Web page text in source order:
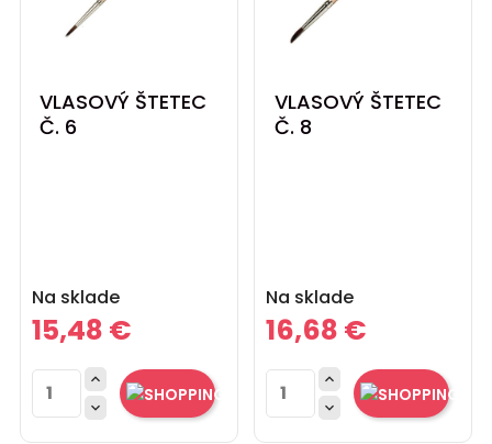
VLASOVÝ ŠTETEC
Č. 6
Na sklade
Cena
15,48 €


VLASOVÝ ŠTETEC
Č. 8
Na sklade
Cena
16,68 €

